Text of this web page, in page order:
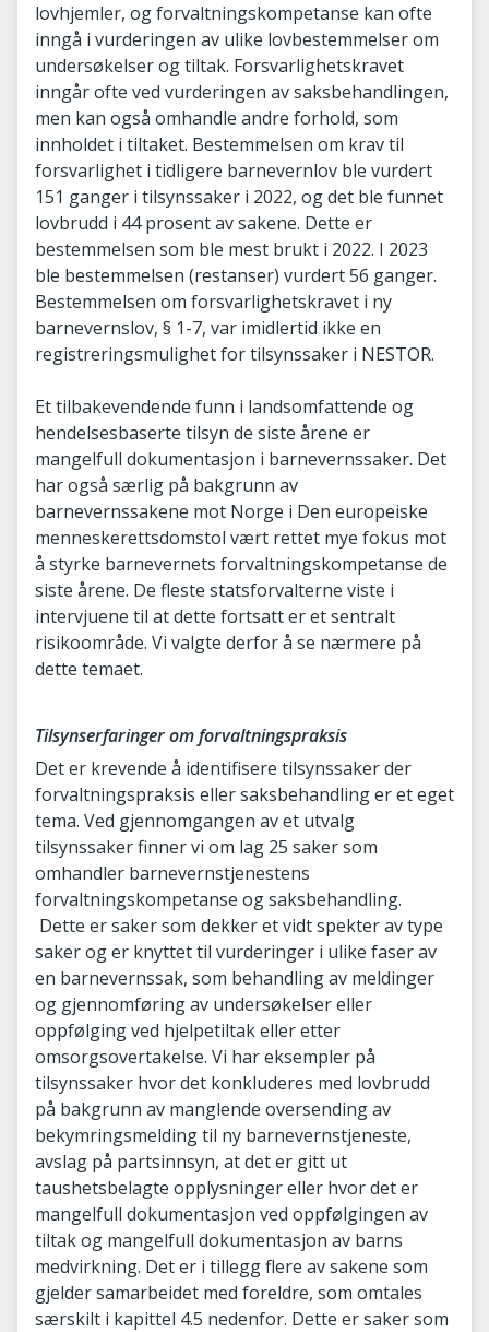
lovhjemler, og forvaltningskompetanse kan ofte
inngå i vurderingen av ulike lovbestemmelser om
undersøkelser og tiltak. Forsvarlighetskravet
inngår ofte ved vurderingen av saksbehandlingen,
men kan også omhandle andre forhold, som
innholdet i tiltaket. Bestemmelsen om krav til
forsvarlighet i tidligere barnevernlov ble vurdert
151 ganger i tilsynssaker i 2022, og det ble funnet
lovbrudd i 44 prosent av sakene. Dette er
bestemmelsen som ble mest brukt i 2022. I 2023
ble bestemmelsen (restanser) vurdert 56 ganger.
Bestemmelsen om forsvarlighetskravet i ny
barnevernslov, § 1-7, var imidlertid ikke en
registreringsmulighet for tilsynssaker i NESTOR.
Et tilbakevendende funn i landsomfattende og
hendelsesbaserte tilsyn de siste årene er
mangelfull dokumentasjon i barnevernssaker. Det
har også særlig på bakgrunn av
barnevernssakene mot Norge i Den europeiske
menneskerettsdomstol vært rettet mye fokus mot
å styrke barnevernets forvaltningskompetanse de
siste årene. De fleste statsforvalterne viste i
intervjuene til at dette fortsatt er et sentralt
risikoområde. Vi valgte derfor å se nærmere på
dette temaet.
Tilsynserfaringer om forvaltningspraksis
Det er krevende å identifisere tilsynssaker der
forvaltningspraksis eller saksbehandling er et eget
tema. Ved gjennomgangen av et utvalg
tilsynssaker finner vi om lag 25 saker som
omhandler barnevernstjenestens
forvaltningskompetanse og saksbehandling.
Dette er saker som dekker et vidt spekter av type
saker og er knyttet til vurderinger i ulike faser av
en barnevernssak, som behandling av meldinger
og gjennomføring av undersøkelser eller
oppfølging ved hjelpetiltak eller etter
omsorgsovertakelse. Vi har eksempler på
tilsynssaker hvor det konkluderes med lovbrudd
på bakgrunn av manglende oversending av
bekymringsmelding til ny barnevernstjeneste,
avslag på partsinnsyn, at det er gitt ut
taushetsbelagte opplysninger eller hvor det er
mangelfull dokumentasjon ved oppfølgingen av
tiltak og mangelfull dokumentasjon av barns
medvirkning. Det er i tillegg flere av sakene som
gjelder samarbeidet med foreldre, som omtales
særskilt i kapittel 4.5 nedenfor. Dette er saker som